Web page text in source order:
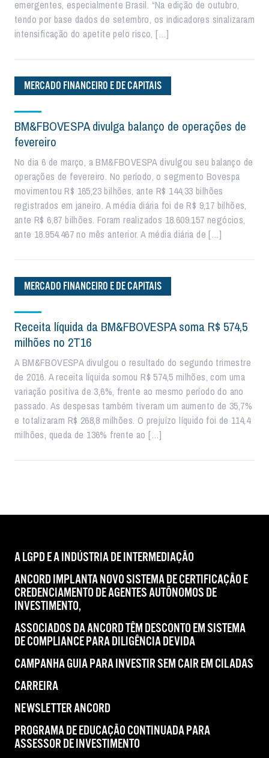
emergentes, especialmente Brasil. “Na edição de outubro,
tendo por base dados de setembro, os indicadores sinalizaram
intensificação do apetite pelo risco, […]
MERCADO FINANCEIRO E DE CAPITAIS
BM&FBOVESPA divulga balanço de operações de
fevereiro
No dia 6 de março, a BM&FBOVESPA divulgou seu balanço de
operações de fevereiro. No período, o segmento Bovespa
movimentou R$ 165,23 bilhões, ante R$ 144,33 bilhões
registrados em janeiro. A média diária foi de R$ 9,17 bilhões,
ante R$ 6,87 bilhões. Foram realizados 18.609.157 negócios,
ante 18.954.467 no mês anterior. A média diária de […]
MERCADO FINANCEIRO E DE CAPITAIS
Receita líquida da BM&FBOVESPA soma R$ 574,5
milhões no 2T16
A BM&FBOVESPA divulgou o resultado do segundo trimestre
de 2016. A receita líquida somou R$ 574,5 milhões, com uma
variação positiva de 3,6%, frente ao mesmo período do ano
passado. As despesas também tiveram um aumento de 35,7%
e totalizaram R$ 268,8 milhões. O prejuízo líquido foi de 114,4
milhões, queda de 136% frente ao […]
A LGPD E A INDÚSTRIA DE INTERMEDIAÇÃO
ANCORD IMPLANTA NOVO SISTEMA DE CERTIFICAÇÃO E
CREDENCIAMENTO DE AGENTES AUTÔNOMOS DE
INVESTIMENTO,
ASSOCIADOS DA ANCORD TÊM DESCONTO EM SISTEMA
DE COMPLIANCE PARA DILIGÊNCIA DEVIDA
CAMPANHA GUIA PARA INVESTIR SEM CAIR EM CILADAS
CARREIRA
NEWSLETTER ANCORD
PROGRAMA DE EDUCAÇÃO CONTINUADA PARA
ASSESSOR DE INVESTIMENTO